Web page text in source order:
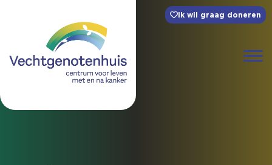
Ik wil graag doneren